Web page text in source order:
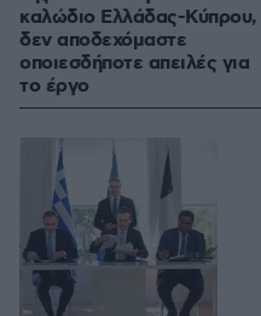
καλώδιο Ελλάδας-Κύπρου,
δεν αποδεχόμαστε
οποιεσδήποτε απειλές για
το έργο